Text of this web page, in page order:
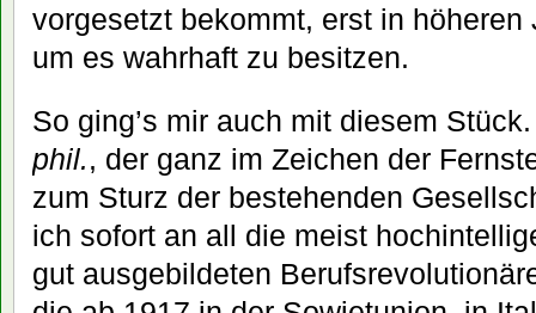
vorgesetzt bekommt, erst in höheren
um es wahrhaft zu besitzen.
So ging’s mir auch mit diesem
phil., der ganz im Zeichen der
zum Sturz der bestehenden
ich sofort an all die meist
gut ausgebildeten